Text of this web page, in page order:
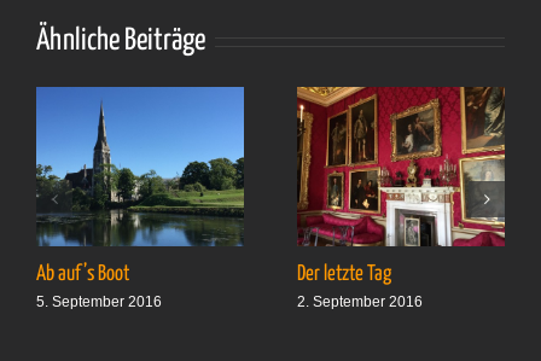
Ähnliche Beiträge
Ab auf’s Boot
5. September 2016
Der letzte Tag
2. September 2016